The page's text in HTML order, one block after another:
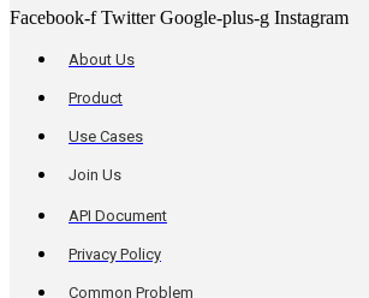
Facebook-f Twitter Google-plus-g Instagram
About Us
Product
Use Cases
Join Us
API Document
Privacy Policy
Common Problem